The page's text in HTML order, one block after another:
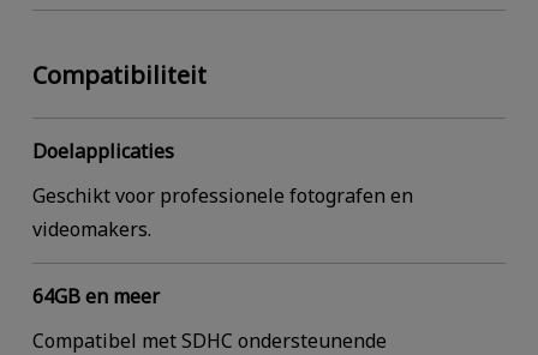
Compatibiliteit
Doelapplicaties
Geschikt voor professionele fotografen en
videomakers.
64GB en meer
Compatibel met SDHC ondersteunende